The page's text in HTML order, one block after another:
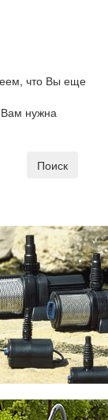
что Вы еще
Вам нужна
Поиск